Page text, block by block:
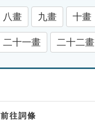
八畫 九畫 十畫
二十一畫 二十二畫
前往詞條